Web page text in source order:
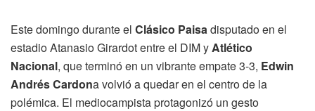
Este domingo durante el Clásico Paisadisputado en el
estadio Atanasio Girardot entre el DIM yAtlético
Nacional, que terminó en un vibrante empate 3-3, Edwin
Andrés Cardona volvió a quedar en el centro de la
polémica. El mediocampista protagonizó un gesto